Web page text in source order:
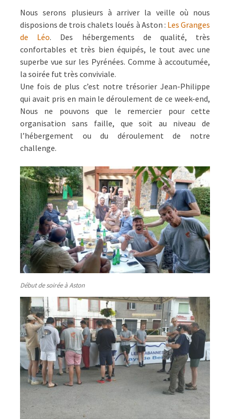
Nous serons plusieurs à arriver la veille où nous
disposions de trois chalets loués à Aston : Les Granges
de Léo. Des hébergements de qualité, très
confortables et très bien équipés, le tout avec une
superbe vue sur les Pyrénées. Comme à accoutumée,
la soirée fut très conviviale.
Une fois de plus c’est notre trésorier Jean-Philippe
qui avait pris en main le déroulement de ce week-end,
Nous ne pouvons que le remercier pour cette
organisation sans faille, que soit au niveau de
l’hébergement ou du déroulement de notre
challenge.
Début de soirée à Aston